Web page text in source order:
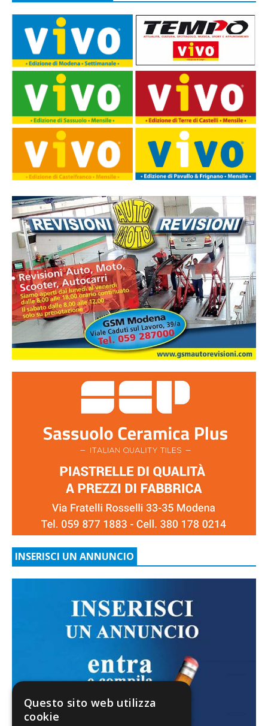
INSERISCI UN ANNUNCIO
Questo sito web utilizza
cookie